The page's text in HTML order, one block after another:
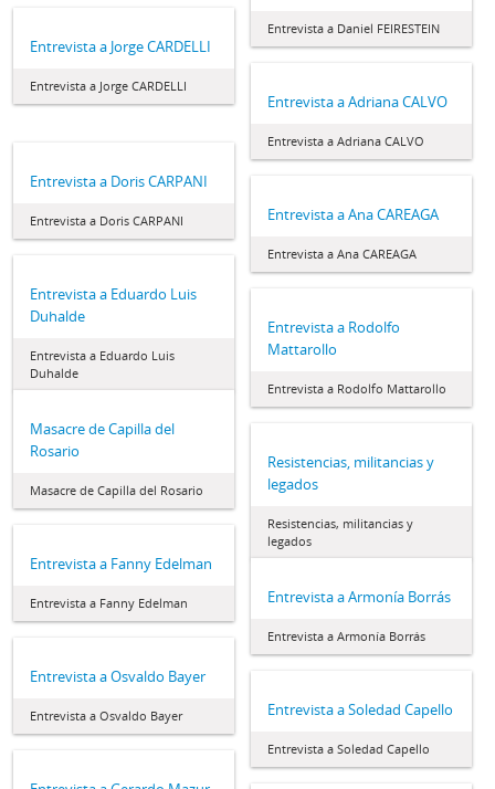
Entrevista a Daniel FEIRESTEIN
Entrevista a Jorge CARDELLI
Entrevista a Jorge CARDELLI
Entrevista a Adriana CALVO
Entrevista a Adriana CALVO
Entrevista a Doris CARPANI
Entrevista a Doris CARPANI Entrevista a Ana CAREAGA
Entrevista a Ana CAREAGA
Entrevista a Eduardo Luis
Duhalde
Entrevista a Eduardo Luis
Duhalde
Entrevista a Rodolfo
Mattarollo
Entrevista a Rodolfo Mattarollo
Masacre de Capilla del
Rosario
Masacre de Capilla del Rosario
Resistencias, militancias y
legados
Resistencias, militancias y
legados
Entrevista a Fanny Edelman
Entrevista a Fanny Edelman Entrevista a Armonía Borrás
Entrevista a Armonía Borrás
Entrevista a Osvaldo Bayer
Entrevista a Osvaldo Bayer Entrevista a Soledad Capello
Entrevista a Soledad Capello